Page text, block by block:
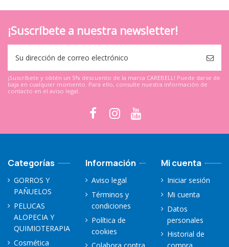
¡Suscríbete a nuestra newsletter!
¡Suscríbete y obtén un 5% descuento de la marca CAREBELL! Puede darse de
baja en cualquier momento. Para ello, consulte nuestra información de
contacto en el aviso legal.
Categorías
GORROS Y
PAÑUELOS
PELUCAS
ALOPECIA Y
QUIMIOTERAPIA
Cosmética
Información
Aviso legal
Términos y
condiciones
Política de
cookies
Mi cuenta
Iniciar sesión
Mi cuenta
Datos
personales
Historial de